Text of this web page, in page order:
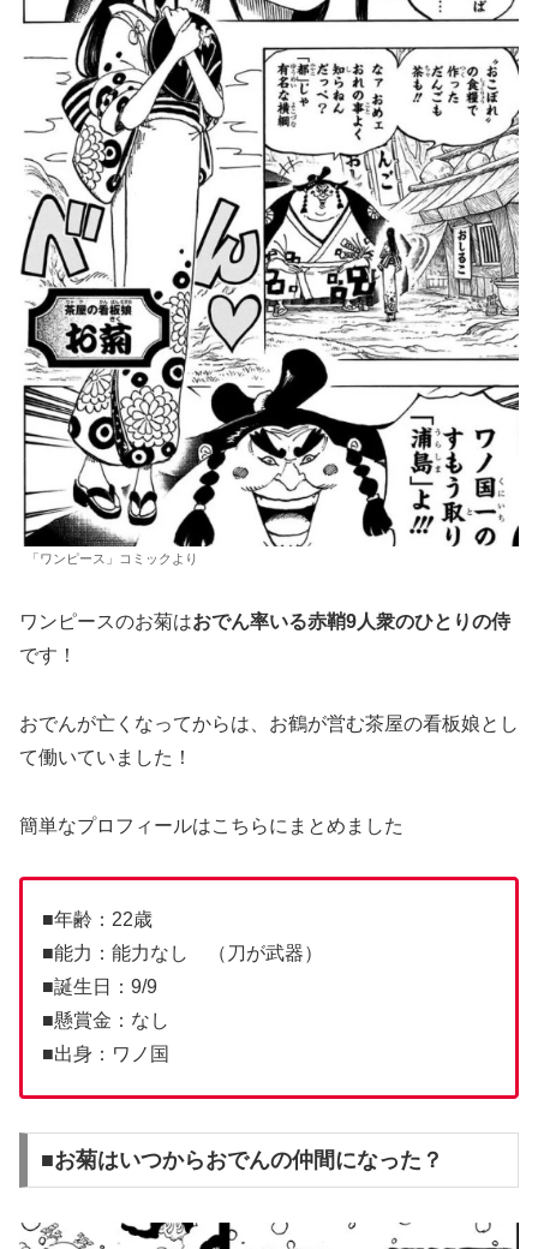
「ワンピース」コミックより
ワンピースのお菊はおでん率いる赤鞘9人衆のひとりの侍
です！
おでんが亡くなってからは、お鶴が営む茶屋の看板娘とし
て働いていました！
簡単なプロフィールはこちらにまとめました
■年齢：22歳
■能力：能力なし （刀が武器）
■誕生日：9/9
■懸賞金：なし
■出身：ワノ国
■お菊はいつからおでんの仲間になった？